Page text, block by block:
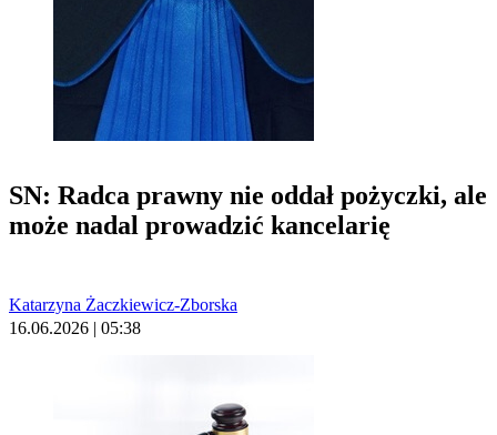
SN: Radca prawny nie oddał pożyczki, ale
może nadal prowadzić kancelarię
Katarzyna Żaczkiewicz-Zborska
16.06.2026 | 05:38